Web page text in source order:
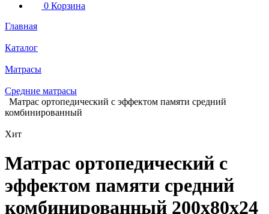
0 Корзина
Главная
Каталог
Матрасы
Средние матрасы
Матрас ортопедический с эффектом памяти средний
комбинированный
Хит
Матрас ортопедический с
эффектом памяти средний
комбинированный 200х80х24